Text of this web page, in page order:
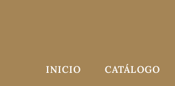
INICIO CATÁLOGO